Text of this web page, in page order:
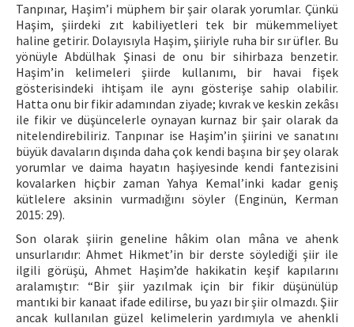
Tanpınar, Haşim’i müphem bir şair olarak yorumlar. Çünkü
Haşim, şiirdeki zıt kabiliyetleri tek bir mükemmeliyet
haline getirir. Dolayısıyla Haşim, şiiriyle ruha bir sır üfler. Bu
yönüyle Abdülhak Şinasi de onu bir sihirbaza benzetir.
Haşim’in kelimeleri şiirde kullanımı, bir havai fişek
gösterisindeki ihtişam ile aynı gösterişe sahip olabilir.
Hatta onu bir fikir adamından ziyade; kıvrak ve keskin zekâsı
ile fikir ve düşüncelerle oynayan kurnaz bir şair olarak da
nitelendirebiliriz. Tanpınar ise Haşim’in şiirini ve sanatını
büyük davaların dışında daha çok kendi başına bir şey olarak
yorumlar ve daima hayatın haşiyesinde kendi fantezisini
kovalarken hiçbir zaman Yahya Kemal’inki kadar geniş
kütlelere aksinin vurmadığını söyler (Enginün, Kerman
2015: 29).
Son olarak şiirin geneline hâkim olan mâna ve ahenk
unsurlarıdır: Ahmet Hikmet’in bir derste söylediği şiir ile
ilgili görüşü, Ahmet Haşim’de hakikatin keşif kapılarını
aralamıştır: “Bir şiir yazılmak için bir fikir düşünülüp
mantıki bir kanaat ifade edilirse, bu yazı bir şiir olmazdı. Şiir
ancak kullanılan güzel kelimelerin yardımıyla ve ahenkli